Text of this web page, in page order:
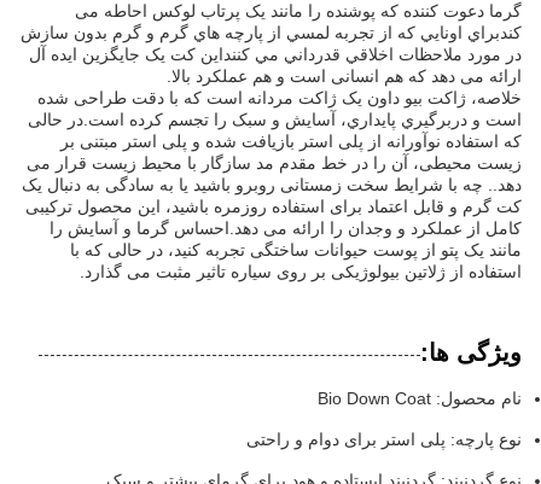
گرما دعوت کننده که پوشنده را مانند یک پرتاب لوکس احاطه می
کندبراي اونايي که از تجربه لمسي از پارچه هاي گرم و گرم بدون سازش
در مورد ملاحظات اخلاقي قدرداني مي کننداین کت یک جایگزین ایده آل
ارائه می دهد که هم انسانی است و هم عملکرد بالا.
خلاصه، ژاکت بيو داون يک ژاکت مردانه است که با دقت طراحی شده
است و دربرگيري پایداري، آسايش و سبک را تجسم کرده است.در حالی
که استفاده نوآورانه از پلی استر بازیافت شده و پلی استر مبتنی بر
زیست محیطی، آن را در خط مقدم مد سازگار با محیط زیست قرار می
دهد.. چه با شرایط سخت زمستانی روبرو باشید یا به سادگی به دنبال یک
کت گرم و قابل اعتماد برای استفاده روزمره باشید، این محصول ترکیبی
کامل از عملکرد و وجدان را ارائه می دهد.احساس گرما و آسایش را
مانند یک پتو از پوست حیوانات ساختگی تجربه کنید، در حالی که با
استفاده از ژلاتین بیولوژیکی بر روی سیاره تاثیر مثبت می گذارد.
ویژگی ها:
نام محصول: Bio Down Coat
نوع پارچه: پلی استر برای دوام و راحتی